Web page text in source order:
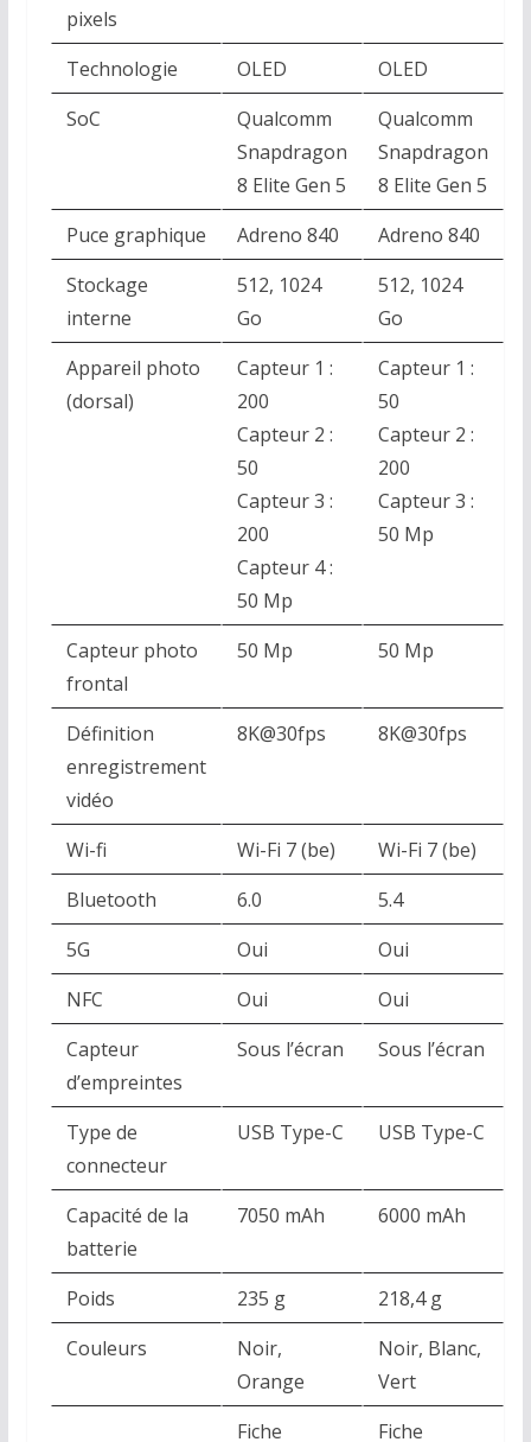
pixels
Technologie OLED
OLED
SoC
Qualcomm
Snapdragon
8 Elite Gen 5
Qualcomm
Snapdragon
8 Elite Gen 5
Puce graphique
Adreno 840
Adreno 840
Stockage
interne
512, 1024
Go
512, 1024
Go
Appareil photo
(dorsal)
Capteur 1 :
200
Capteur 2 :
50
Capteur 3 :
200
Capteur 4 :
50 Mp
Capteur 1 :
50
Capteur 2 :
200
Capteur 3 :
50 Mp
Capteur photo
frontal
50 Mp 50 Mp
Définition
enregistrement
vidéo
8K@30fps 8K@30fps
Wi-fi Wi-Fi 7 (be)
Wi-Fi 7 (be)
Bluetooth
6.0
5.4
5G
Oui
Oui
NFC
Oui
Oui
Capteur
d’empreintes
Sous l’écran Sous l’écran
Type de
connecteur
USB Type-C USB Type-C
Capacité de la
batterie
7050 mAh 6000 mAh
Poids 235 g
218,4 g
Couleurs
Noir,
Orange
Noir, Blanc,
Vert
Fiche
Fiche